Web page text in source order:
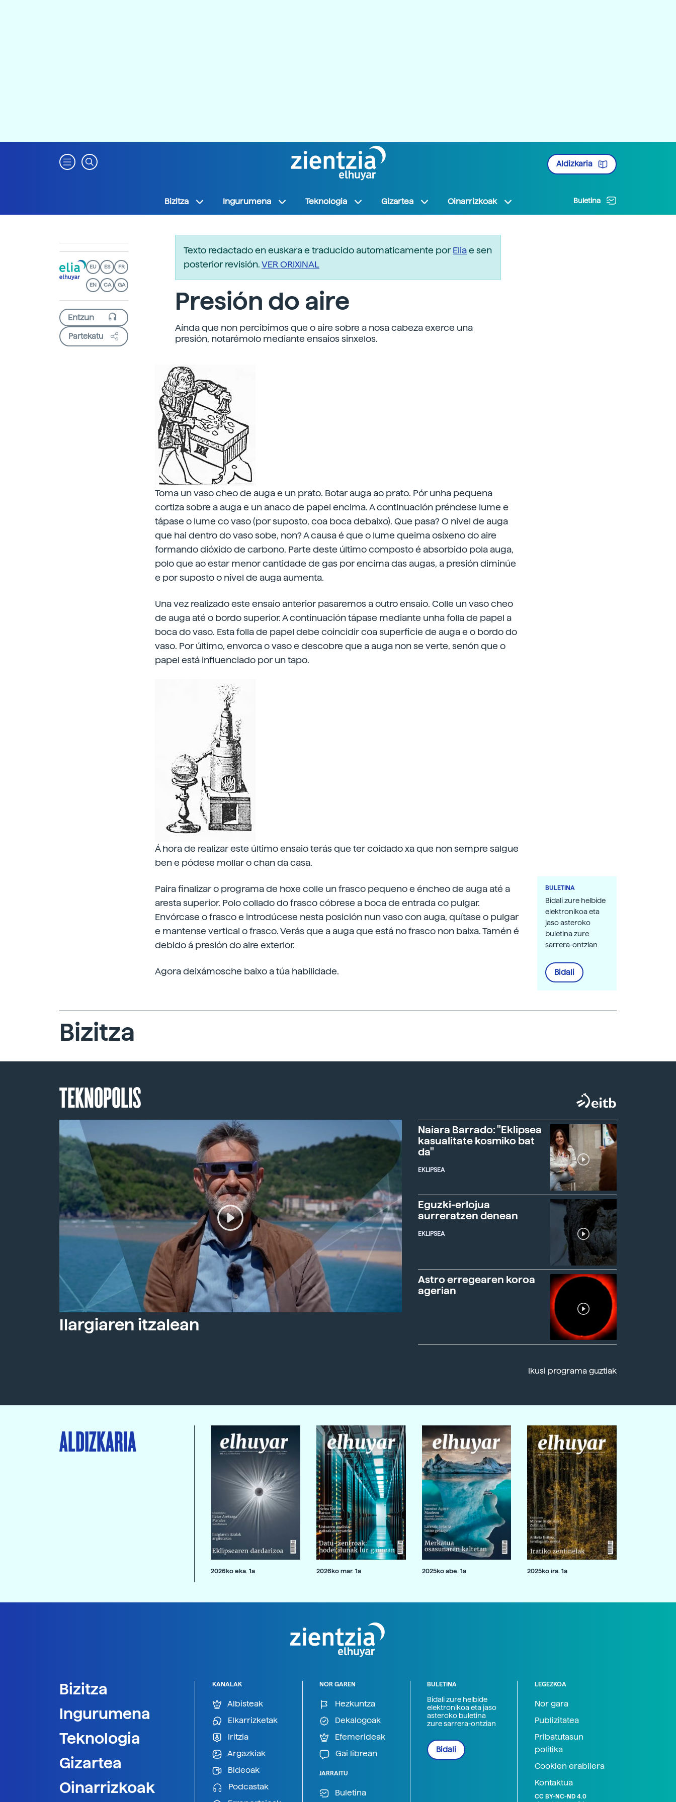
Aldizkaria
Bizitza Ingurumena Teknologia Gizartea Oinarrizkoak Buletina
EU ES FR
EN CA GA
Partekatu
Texto redactado en euskara e traducido automaticamente porEliae sen
posterior revisión.VER ORIXINAL
Presión do aire
Aínda que non percibimos que o aire sobre a nosa cabeza exerce una
presión, notarémolo mediante ensaios sinxelos.
Toma un vaso cheo de auga e un prato. Botar auga ao prato. Pór unha pequena
cortiza sobre a auga e un anaco de papel encima. A continuación préndese lume e
tápase o lume co vaso (por suposto, coa boca debaixo). Que pasa? O nivel de auga
que hai dentro do vaso sobe, non? A causa é que o lume queima osíxeno do aire
formando dióxido de carbono. Parte deste último composto é absorbido pola auga,
polo que ao estar menor cantidade de gas por encima das augas, a presión diminúe
e por suposto o nivel de auga aumenta.
Una vez realizado este ensaio anterior pasaremos a outro ensaio. Colle un vaso cheo
de auga até o bordo superior. A continuación tápase mediante unha folla de papel a
boca do vaso. Esta folla de papel debe coincidir coa superficie de auga e o bordo do
vaso. Por último, envorca o vaso e descobre que a auga non se verte, senón que o
papel está influenciado por un tapo.
Á hora de realizar este último ensaio terás que ter coidado xa que non sempre salgue
ben e pódese mollar o chan da casa.
Paira finalizar o programa de hoxe colle un frasco pequeno e éncheo de auga até a
aresta superior. Polo collado do frasco cóbrese a boca de entrada co pulgar.
Envórcase o frasco e introdúcese nesta posición nun vaso con auga, quítase o pulgar
e mantense vertical o frasco. Verás que a auga que está no frasco non baixa. Tamén é
debido á presión do aire exterior.
Agora deixámosche baixo a túa habilidade.
BULETINA
Bidali zure helbide
elektronikoa eta
jaso asteroko
buletina zure
sarrera-ontzian
Bidali
Bizitza
TEKNOPOLIS
Ilargiaren itzalean
Naiara Barrado: "Eklipsea
kasualitate kosmiko bat
da"
EKLIPSEA
Eguzki-erlojua
aurreratzen denean
EKLIPSEA
Astro erregearen koroa
agerian
Ikusi programa guztiak
ALDIZKARIA
2026ko eka. 1a 2026ko mar. 1a 2025ko abe. 1a 2025ko ira. 1a
Bizitza
Ingurumena
Teknologia
Gizartea
Oinarrizkoak
KANALAK
Albisteak
Elkarrizketak
Iritzia
Argazkiak
Bideoak
Podcastak
NOR GAREN
Hezkuntza
Dekalogoak
Efemerideak
Gai librean
JARRAITU
Buletina
BULETINA
Bidali zure helbide
elektronikoa eta jaso
asteroko buletina
zure sarrera-ontzian
Bidali
LEGEZKOA
Nor gara
Publizitatea
Pribatutasun
politika
Cookien erabilera
Kontaktua
CC BY-NC-ND 4.0